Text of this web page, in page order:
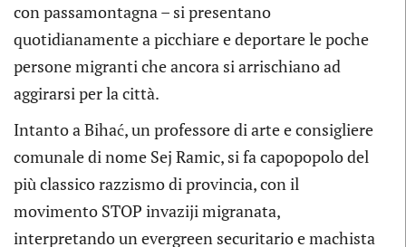
con passamontagna – si presentano
quotidianamente a picchiare e deportare le poche
persone migranti che ancora si arrischiano ad
aggirarsi per la città.
Intanto a Bihać, un professore di arte e consigliere
comunale di nome Sej Ramic, si fa capopopolo del
più classico razzismo di provincia, con il
movimento STOP invaziji migranata,
interpretando un evergreen securitario e machista